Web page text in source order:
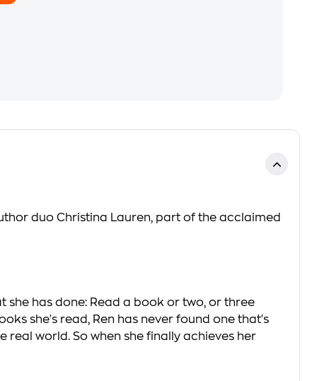
duo Christina Lauren, part of the acclaimed
she has done: Read a book or two, or three
she's read, Ren has never found one that's
world. So when she finally achieves her